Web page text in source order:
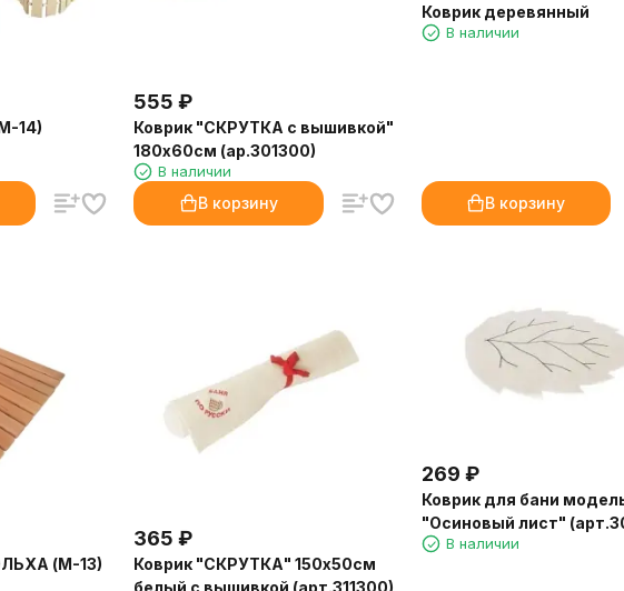
14)
555 ₽
Коврик "СКРУТКА с вышивкой"
180х60см (ар.301300)
В наличии
В корзину
Коврик деревянный
В наличии
В корзину
(М-13)
365 ₽
Коврик "СКРУТКА" 150х50см
269 ₽
Коврик для бани
"Осиновый лист"
В наличии